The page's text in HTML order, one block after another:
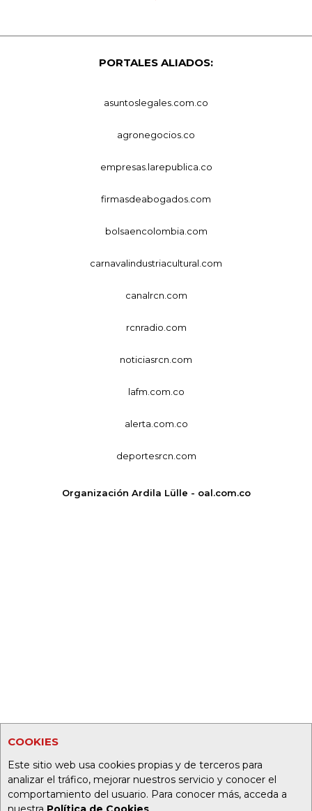
COOKIES
Este sitio web usa cookies propias y de terceros para
analizar el tráfico, mejorar nuestros servicio y conocer el
comportamiento del usuario. Para conocer más, acceda a
PORTALES ALIADOS:
asuntoslegales.com.co
agronegocios.co
empresas.larepublica.co
firmasdeabogados.com
bolsaencolombia.com
carnavalindustriacultural.com
canalrcn.com
rcnradio.com
noticiasrcn.com
lafm.com.co
alerta.com.co
deportesrcn.com
Organización Ardila Lülle - oal.com.co